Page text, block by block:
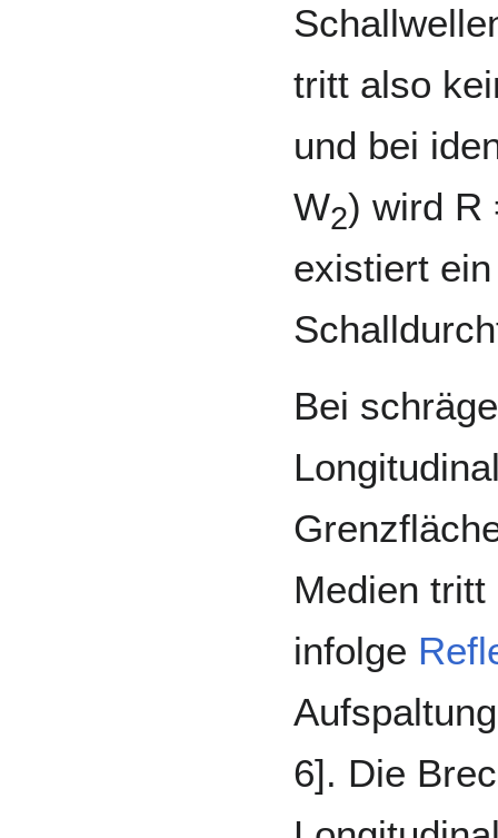
tritt also
und bei
W2) wird R
existiert
Bei
Medien tritt
infolge
6]. Die